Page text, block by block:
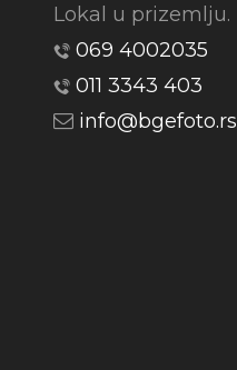
Lokal u prizemlju.
069 4002035
011 3343 403
info@bgefoto.rs